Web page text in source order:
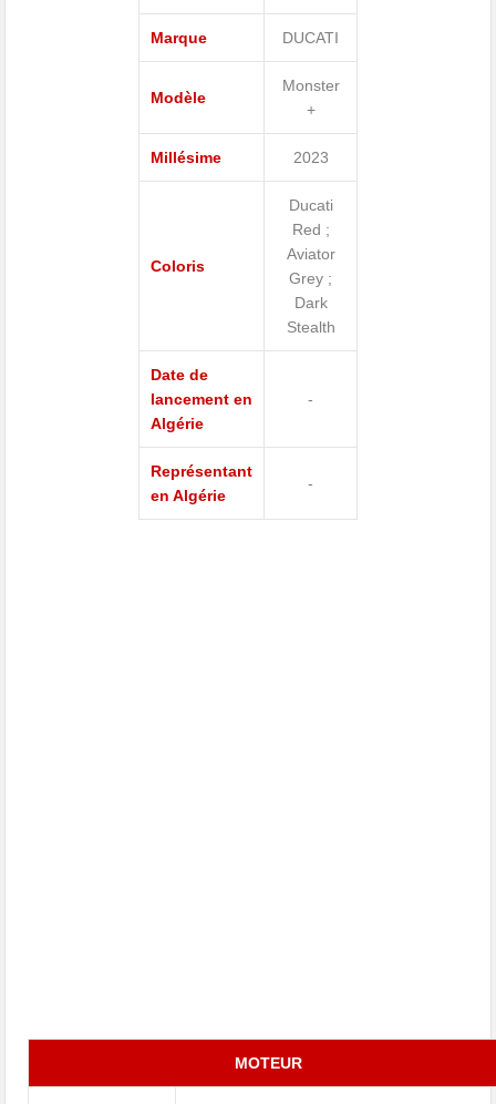
Marque DUCATI
Modèle
Monster
+
Millésime 2023
Coloris
Ducati
Red ;
Aviator
Grey ;
Dark
Stealth
Date de
lancement en
Algérie
-
Représentant
en Algérie
-
MOTEUR